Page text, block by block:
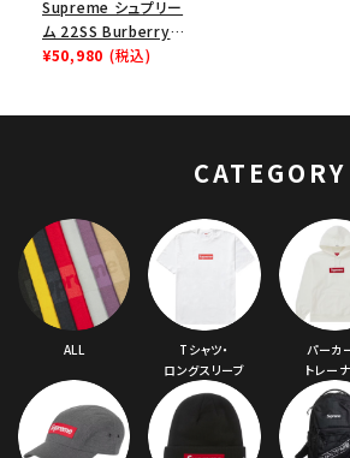
Supreme シュプリー
ム 22SS Burberry
Crusher Hat バーバ
¥50,980 (税込)
CATEGORY
ALL
Tシャツ・
ロングスリーブ
パーカ
トレー